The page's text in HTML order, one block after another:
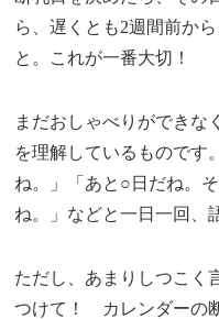
ら、遅くとも2週間前か
と。これが一番大切！
まだおしゃべりができな
を理解しているものです
ね。」「あと○日だね。
ね。」などと一日一回、
ただし、あまりしつこく
つけて！ カレンダーの